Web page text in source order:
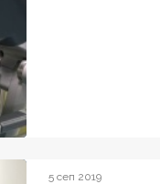
5 сеп 2019